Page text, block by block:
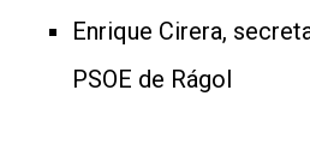
Enrique Cirera,
PSOE de Rágol